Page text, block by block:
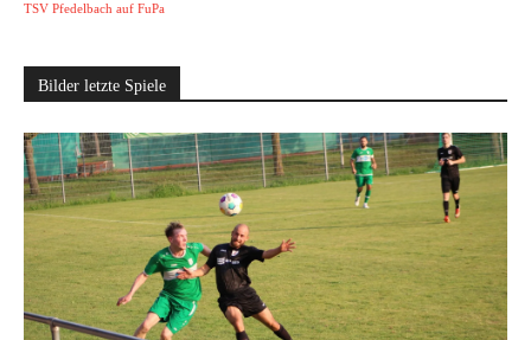
TSV Pfedelbach auf FuPa
Bilder letzte Spiele